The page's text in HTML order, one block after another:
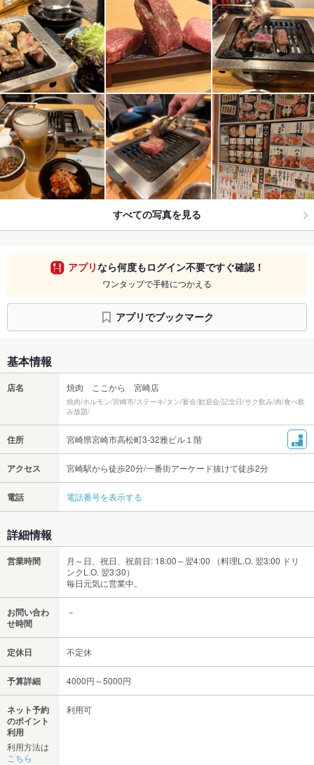
すべての写真を見る
アプリなら何度もログイン不要ですぐ確認！
ワンタップで手軽につかえる
アプリでブックマーク
基本情報
店名 焼肉 ここから 宮崎店
焼肉/ホルモン/宮崎市/ステーキ/タン/宴会/歓迎会/記念日/サク飲み/肉/食べ飲
み放題/
住所 宮崎県宮崎市高松町3-32雅ビル１階
アクセス 宮崎駅から徒歩20分/一番街アーケード抜けて徒歩2分
電話 電話番号を表示する
詳細情報
営業時間
月～日、祝日、祝前日: 18:00～翌4:00 （料理L.O. 翌3:00 ドリ
ンクL.O. 翌3:30）
毎日元気に営業中。
お問い合わ
せ時間
－
定休日 不定休
予算詳細 4000円～5000円
ネット予約
のポイント
利用
利用方法は
こちら
利用可